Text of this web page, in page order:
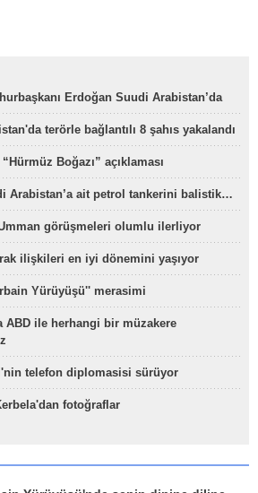
Erdoğan Suudi Arabistan’da
terörle bağlantılı 8 şahıs yakalandı
Boğazı” açıklaması
Arabistan’a ait petrol tankerini balistik…
görüşmeleri olumlu ilerliyor
ilişkileri en iyi dönemini yaşıyor
Yürüyüşü'' merasimi
ABD ile herhangi bir müzakere
telefon diplomasisi sürüyor
fotoğraflar